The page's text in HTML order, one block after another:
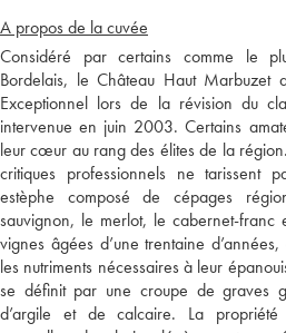
A propos de la cuvée
Considéré par certains comme le
Bordelais, le Château Haut Marbuzet
Exceptionnel lors de la révision du
intervenue en juin 2003. Certains
leur cœur au rang des élites de la
critiques professionnels ne tarissent
estèphe composé de cépages
sauvignon, le merlot, le cabernet-franc
vignes âgées d’une trentaine
les nutriments nécessaires à leur
se définit par une croupe de graves
d’argile et de calcaire. La propriété